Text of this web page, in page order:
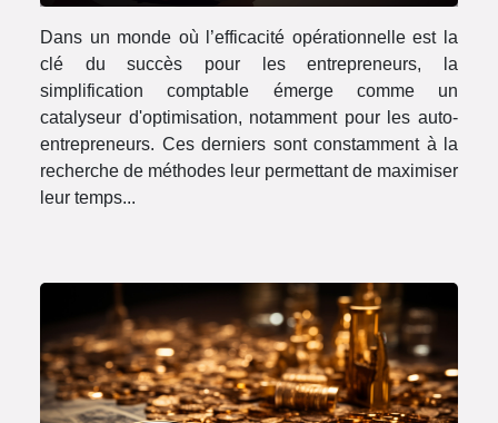
entrepreneurs
Dans un monde où l’efficacité opérationnelle est la
clé du succès pour les entrepreneurs, la
simplification comptable émerge comme un
catalyseur d'optimisation, notamment pour les auto-
entrepreneurs. Ces derniers sont constamment à la
recherche de méthodes leur permettant de maximiser
leur temps...